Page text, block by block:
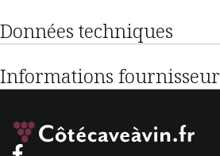
Données techniques
Informations fournisseur